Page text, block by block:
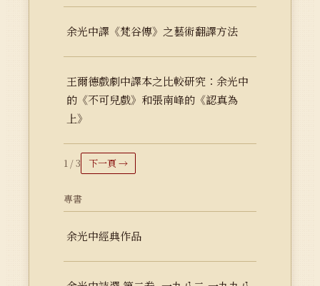
余光中譯《梵谷傳》之藝術翻譯方法
王爾德戲劇中譯本之比較研究：余光中
的《不可兒戲》和張南峰的《認真為
上》
1 / 3 下一頁 →
專書
余光中經典作品